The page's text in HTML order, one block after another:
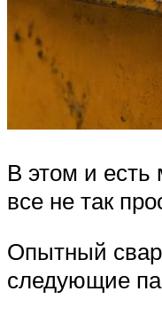
В этом и есть
все не так
Опытный
следующие